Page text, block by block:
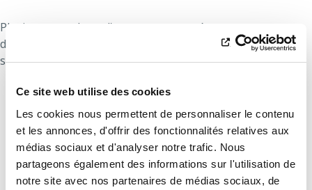
Ce site web utilise des cookies
Les cookies nous permettent de personnaliser le contenu
et les annonces, d'offrir des fonctionnalités relatives aux
médias sociaux et d'analyser notre trafic. Nous
partageons également des informations sur l'utilisation de
notre site avec nos partenaires de médias sociaux, de
Plusieurs membres d'une communauté peuvent partager
de l'énergie et s'associer pour produire, consommer,
stocker et vendre de l'électricité renouvelable.
Communauté d'énergie citoyenne (CEC)